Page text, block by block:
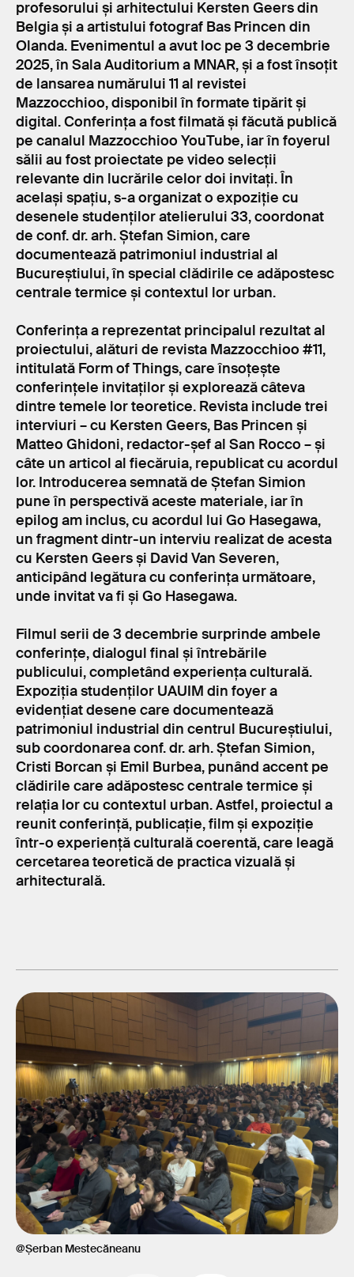
profesorului și arhitectului Kersten Geers din
Belgia și a artistului fotograf Bas Princen din
Olanda. Evenimentul a avut loc pe 3 decembrie
2025, în Sala Auditorium a MNAR, și a fost însoțit
de lansarea numărului 11 al revistei
Mazzocchioo, disponibil în formate tipărit și
digital. Conferința a fost filmată și făcută publică
pe canalul Mazzocchioo YouTube, iar în foyerul
sălii au fost proiectate pe video selecții
relevante din lucrările celor doi invitați. În
același spațiu, s-a organizat o expoziție cu
desenele studenților atelierului 33, coordonat
de conf. dr. arh. Ștefan Simion, care
documentează patrimoniul industrial al
Bucureștiului, în special clădirile ce adăpostesc
centrale termice și contextul lor urban.
Conferința a reprezentat principalul rezultat al
proiectului, alături de revista Mazzocchioo #11,
intitulată Form of Things, care însoțește
conferințele invitaților și explorează câteva
dintre temele lor teoretice. Revista include trei
interviuri – cu Kersten Geers, Bas Princen și
Matteo Ghidoni, redactor-șef al San Rocco – și
câte un articol al fiecăruia, republicat cu acordul
lor. Introducerea semnată de Ștefan Simion
pune în perspectivă aceste materiale, iar în
epilog am inclus, cu acordul lui Go Hasegawa,
un fragment dintr-un interviu realizat de acesta
cu Kersten Geers și David Van Severen,
anticipând legătura cu conferința următoare,
unde invitat va fi și Go Hasegawa.
Filmul serii de 3 decembrie surprinde ambele
conferințe, dialogul final și întrebările
publicului, completând experiența culturală.
Expoziția studenților UAUIM din foyer a
evidențiat desene care documentează
patrimoniul industrial din centrul Bucureștiului,
sub coordonarea conf. dr. arh. Ștefan Simion,
Cristi Borcan și Emil Burbea, punând accent pe
clădirile care adăpostesc centrale termice și
relația lor cu contextul urban. Astfel, proiectul a
reunit conferință, publicație, film și expoziție
într-o experiență culturală coerentă, care leagă
cercetarea teoretică de practica vizuală și
arhitecturală.
@Șerban Mestecăneanu